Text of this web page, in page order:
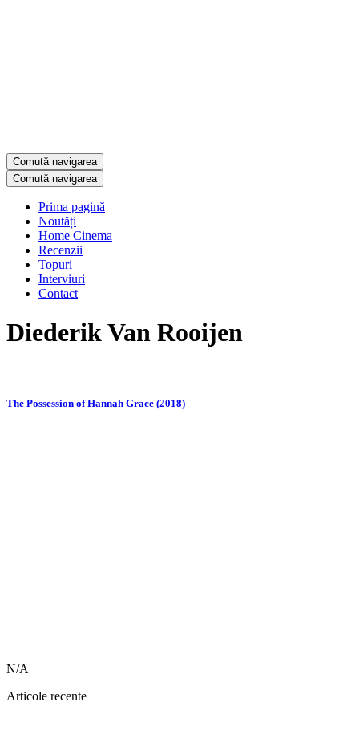
Comută navigarea
Comută navigarea
Prima pagină
Noutăți
Home Cinema
Recenzii
Topuri
Interviuri
Contact
Diederik Van Rooijen
The Possession of Hannah Grace (2018)
N/A
Articole recente